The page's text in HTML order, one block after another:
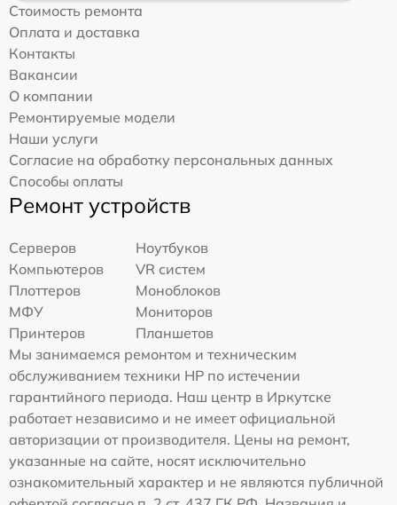
Стоимость ремонта
Оплата и доставка
Контакты
Вакансии
О компании
Ремонтируемые модели
Наши услуги
Согласие на обработку персональных данных
Способы оплаты
Ремонт устройств
Серверов
Ноутбуков
Компьютеров
VR систем
Плоттеров
Моноблоков
МФУ
Мониторов
Принтеров
Планшетов
Мы занимаемся ремонтом и техническим
обслуживанием техники HP по истечении
гарантийного периода. Наш центр в Иркутске
работает независимо и не имеет официальной
авторизации от производителя. Цены на ремонт,
указанные на сайте, носят исключительно
ознакомительный характер и не являются публичной